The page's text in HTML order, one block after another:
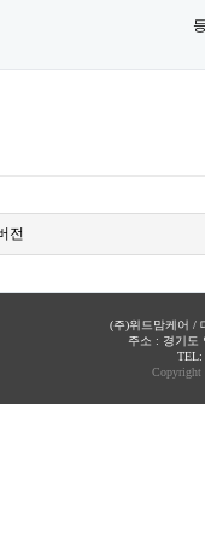
전
(주)위드맘케어 /
주소 : 경기도
TEL: